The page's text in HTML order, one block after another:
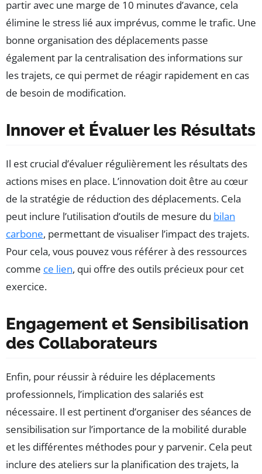
partir avec une marge de 10 minutes d’avance, cela
élimine le stress lié aux imprévus, comme le trafic. Une
bonne organisation des déplacements passe
également par la centralisation des informations sur
les trajets, ce qui permet de réagir rapidement en cas
de besoin de modification.
Innover et Évaluer les Résultats
Il est crucial d’évaluer régulièrement les résultats des
actions mises en place. L’innovation doit être au cœur
de la stratégie de réduction des déplacements. Cela
peut inclure l’utilisation d’outils de mesure du bilan
carbone, permettant de visualiser l’impact des trajets.
Pour cela, vous pouvez vous référer à des ressources
comme ce lien, qui offre des outils précieux pour cet
exercice.
Engagement et Sensibilisation
des Collaborateurs
Enfin, pour réussir à réduire les déplacements
professionnels, l’implication des salariés est
nécessaire. Il est pertinent d’organiser des séances de
sensibilisation sur l’importance de la mobilité durable
et les différentes méthodes pour y parvenir. Cela peut
inclure des ateliers sur la planification des trajets, la